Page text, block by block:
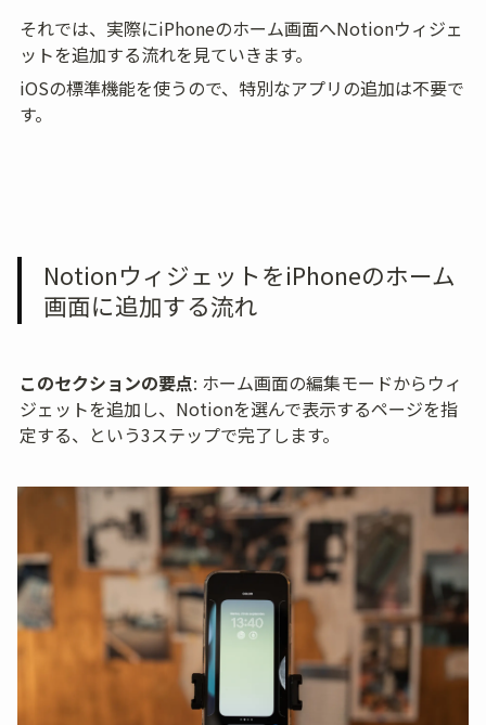
それでは、実際にiPhoneのホーム画面へNotionウィジェ
ットを追加する流れを見ていきます。
iOSの標準機能を使うので、特別なアプリの追加は不要で
す。
NotionウィジェットをiPhoneのホーム
画面に追加する流れ
このセクションの要点: ホーム画面の編集モードからウィ
ジェットを追加し、Notionを選んで表示するページを指
定する、という3ステップで完了します。